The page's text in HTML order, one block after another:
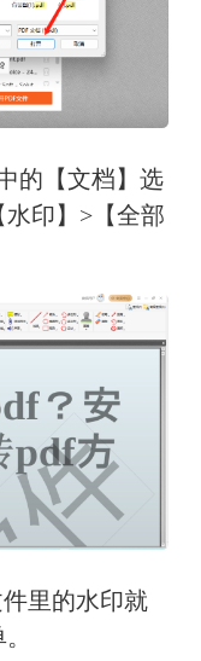
的【文档】选
印】>【全部
里的水印就